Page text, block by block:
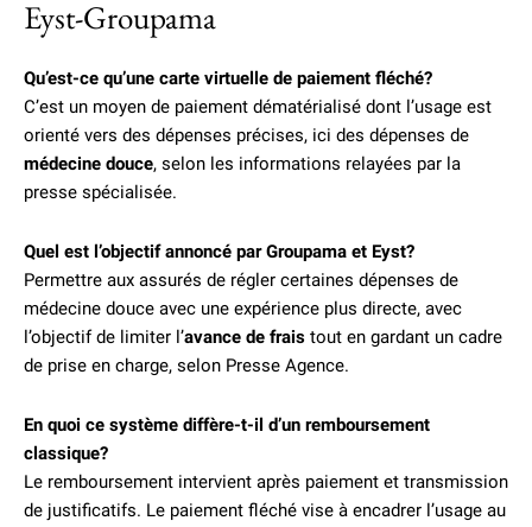
Eyst-Groupama
Qu’est-ce qu’une carte virtuelle de paiement fléché?
C’est un moyen de paiement dématérialisé dont l’usage est
orienté vers des dépenses précises, ici des dépenses de
médecine douce, selon les informations relayées par la
presse spécialisée.
Quel est l’objectif annoncé par Groupama et Eyst?
Permettre aux assurés de régler certaines dépenses de
médecine douce avec une expérience plus directe, avec
l’objectif de limiter l’avance de frais tout en gardant un cadre
de prise en charge, selon Presse Agence.
En quoi ce système diffère-t-il d’un remboursement
classique?
Le remboursement intervient après paiement et transmission
de justificatifs. Le paiement fléché vise à encadrer l’usage au